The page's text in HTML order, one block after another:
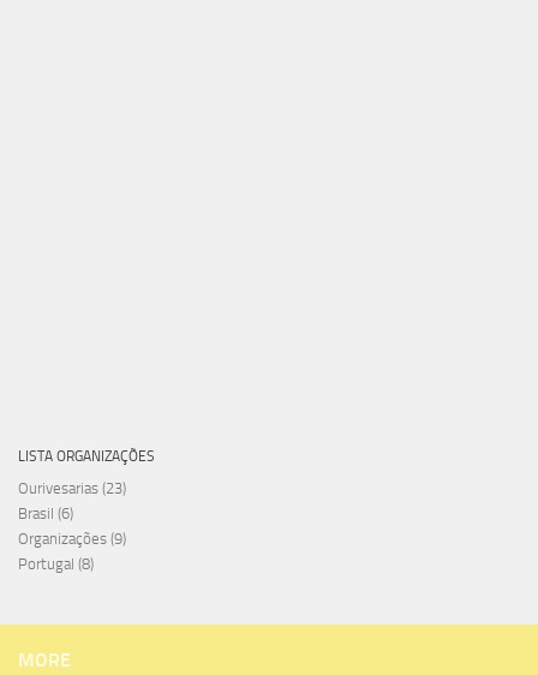
LISTA ORGANIZAÇÕES
Ourivesarias (23)
Brasil (6)
Organizações (9)
Portugal (8)
MORE